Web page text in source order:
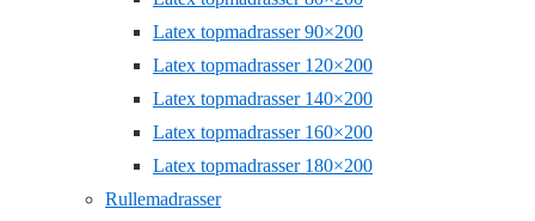
Latex topmadrasser 90×200
Latex topmadrasser 120×200
Latex topmadrasser 140×200
Latex topmadrasser 160×200
Latex topmadrasser 180×200
Rullemadrasser